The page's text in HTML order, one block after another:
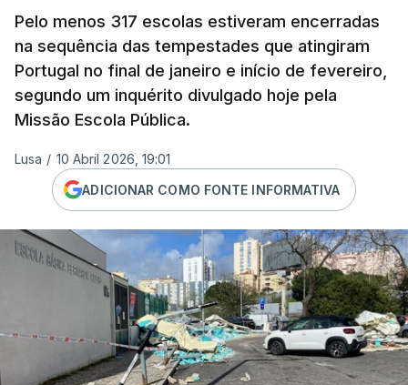
Pelo menos 317 escolas estiveram encerradas
na sequência das tempestades que atingiram
Portugal no final de janeiro e início de fevereiro,
segundo um inquérito divulgado hoje pela
Missão Escola Pública.
Lusa / 10 Abril 2026, 19:01
ADICIONAR COMO FONTE INFORMATIVA